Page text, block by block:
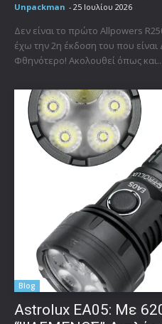
Unpackman - 25 Ιουλίου 2026
Δεν είναι το πρώτο Allpowers
έχω την 2η έκδοση του που
Φθηνότερο! Ακολουθεί όπως και...
Blog
Astrolux ΕΑ05: Με